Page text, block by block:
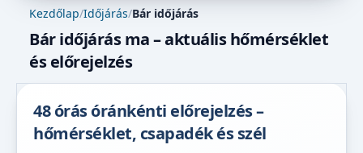
Kezdőlap/Időjárás/Bár időjárás
Bár időjárás ma – aktuális hőmérséklet
és előrejelzés
48 órás óránkénti előrejelzés –
hőmérséklet, csapadék és szél